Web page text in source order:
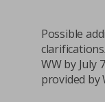
Possible
WW by July
provided by